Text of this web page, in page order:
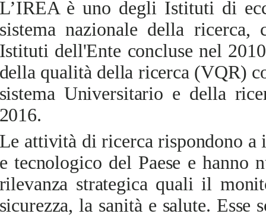
è uno degli Istituti di
nazionale della ricerca,
dell'Ente concluse nel
qualità della ricerca (VQR)
Universitario e della
attività di ricerca rispondono
tecnologico del Paese e hanno
strategica quali il
la sanità e salute.